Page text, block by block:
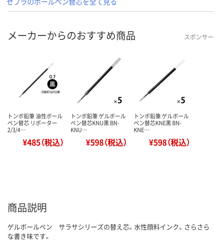
メーカーからのおすすめ商品 スポンサー
トンボ鉛筆 油性ボール
ペン替芯 リポーター
2/3/4…
¥485（税込）
トンボ鉛筆 ゲルボール
ペン替芯KNU黒 BN-
KNU…
¥598（税込）
トンボ鉛筆 ゲルボール
ペン替芯KNE黒 BN-
KNE…
¥598（税込）
商品説明
ゲルボールペン サラサシリーズの替え芯。水性顔料インク。さらさら
な書き味です。